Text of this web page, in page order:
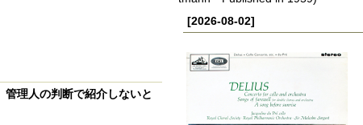
管理人の判断で紹介しないと
[2026-08-02]